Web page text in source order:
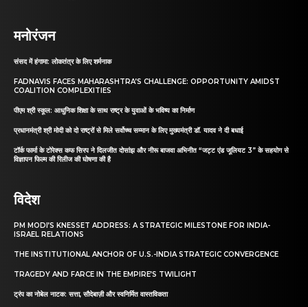
मनोरंजन
संसद में हंगामा: लोकतंत्र के लिए शर्मनाक
FADNAVIS FACES MAHARASHTRA’S CHALLENGE: OPPORTUNITY AMIDST
COALITION COMPLEXITIES
पीएम श्री स्कूल: आधुनिक शिक्षा के साथ राष्ट्र के युवाओं के भविष्य का निर्माण
प्रधानमंत्री श्री मोदी को दो राष्ट्रों से मिले सर्वोच्च सम्मान के लिए मुख्यमंत्री डॉ. यादव ने दी बधाई
टॉर्क फार्मा के टोरेक्स कफ सिरप ने दिलजीत दोसांझ और नीरू बाजवा अभिनीत “जट्ट एंड जूलियट 3” के सहयोग से
विज्ञापन फिल्म की रिलीज की घोषणा की है
विदेश
PM MODI’S KNESSET ADDRESS: A STRATEGIC MILESTONE FOR INDIA-
ISRAEL RELATIONS
THE INSTITUTIONAL ANCHOR OF U.S.-INDIA STRATEGIC CONVERGENCE
TRAGEDY AND FARCE IN THE EMPIRE’S TWILIGHT
ट्रंप का नोबेल नाटक: सत्ता, सौदेबाज़ी और स्वनिर्मित वास्तविकता